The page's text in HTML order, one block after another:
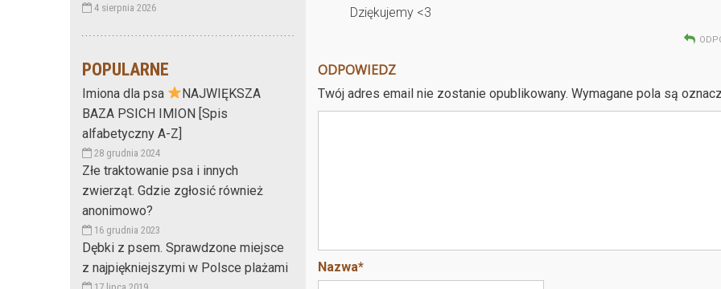
4 sierpnia 2026
POPULARNE
Imiona dla psa
NAJWIĘKSZA
BAZA PSICH IMION [Spis
alfabetyczny A-Z]
28 grudnia 2024
Złe traktowanie psa i innych
zwierząt. Gdzie zgłosić również
anonimowo?
16 grudnia 2023
Dębki z psem. Sprawdzone miejsce
z najpiękniejszymi w Polsce plażami
Dziękujemy <3
ODPOWIEDZ
Twój adres email nie zostanie opublikowany. Wymagane pola są
Nazwa*